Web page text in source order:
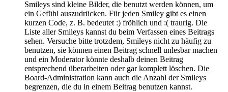
Smileys sind kleine Bilder, die benutzt werden können, um
ein Gefühl auszudrücken. Für jeden Smiley gibt es einen
kurzen Code, z. B. bedeutet :) fröhlich und :( traurig. Die
Liste aller Smileys kannst du beim Verfassen eines Beitrags
sehen. Versuche bitte trotzdem, Smileys nicht zu häufig zu
benutzen, sie können einen Beitrag schnell unlesbar machen
und ein Moderator könnte deshalb deinen Beitrag
entsprechend überarbeiten oder gar komplett löschen. Die
Board-Administration kann auch die Anzahl der Smileys
begrenzen, die du in einem Beitrag benutzen kannst.